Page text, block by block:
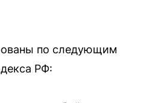
по следующим
РФ: